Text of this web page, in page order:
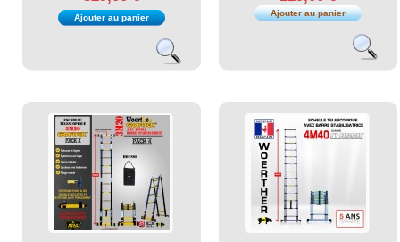
Ajouter au panier Ajouter au panier